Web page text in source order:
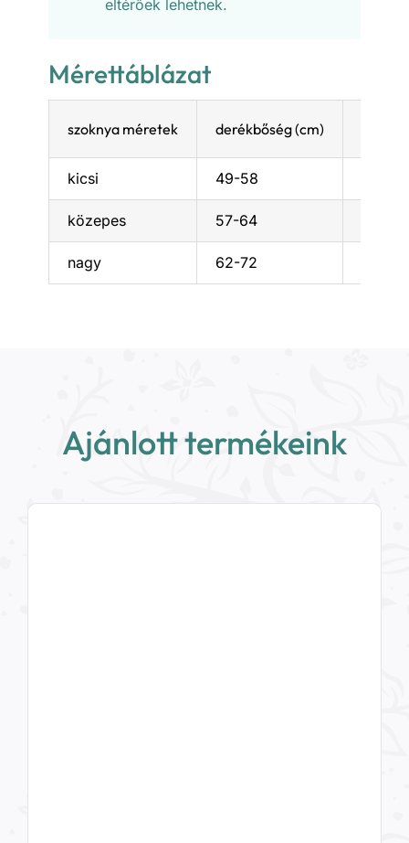
eltérőek lehetnek.
Mérettáblázat
szoknya méretek derékbőség (cm)
kicsi 49-58
közepes 57-64
nagy 62-72
Ajánlott termékeink